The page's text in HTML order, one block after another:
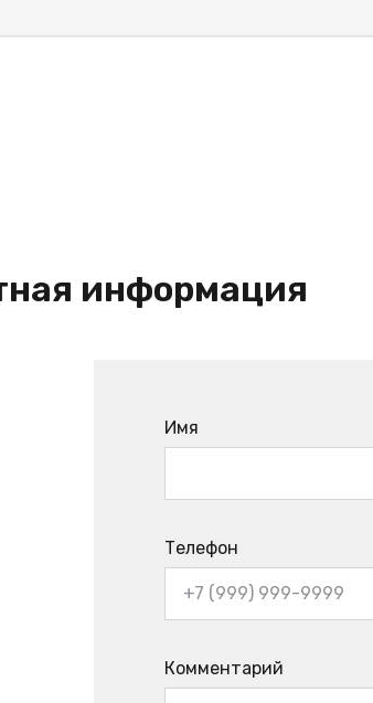
информация
Имя
Телефон
Комментарий